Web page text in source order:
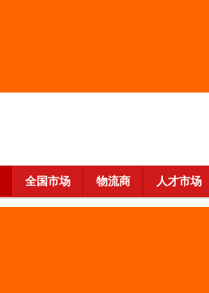
全国市场 物流商 人才市场